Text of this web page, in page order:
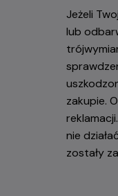
Jeżeli
lub
zakupie.
nie
zostały